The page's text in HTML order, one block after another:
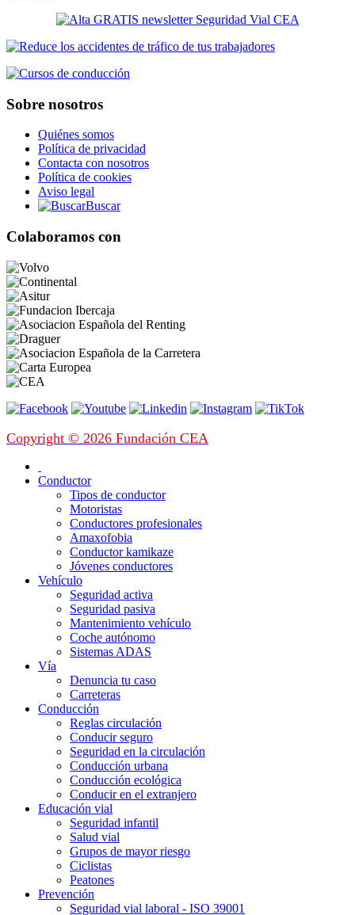
Sobre nosotros
Quiénes somos
Política de privacidad
Contacta con nosotros
Política de cookies
Aviso legal
Buscar
Colaboramos con
Copyright © 2026 Fundación CEA
Conductor
Tipos de conductor
Motoristas
Conductores profesionales
Amaxofobia
Conductor kamikaze
Jóvenes conductores
Vehículo
Seguridad activa
Seguridad pasiva
Mantenimiento vehículo
Coche autónomo
Sistemas ADAS
Vía
Denuncia tu caso
Carreteras
Conducción
Reglas circulación
Conducir seguro
Seguridad en la circulación
Conducción urbana
Conducción ecológica
Conducir en el extranjero
Educación vial
Seguridad infantil
Salud vial
Grupos de mayor riesgo
Ciclistas
Peatones
Prevención
Seguridad vial laboral - ISO 39001